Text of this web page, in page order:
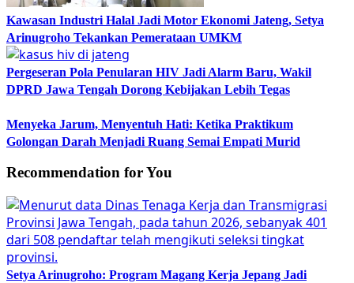
Kawasan Industri Halal Jadi Motor Ekonomi Jateng, Setya
Arinugroho Tekankan Pemerataan UMKM
Pergeseran Pola Penularan HIV Jadi Alarm Baru, Wakil
DPRD Jawa Tengah Dorong Kebijakan Lebih Tegas
Menyeka Jarum, Menyentuh Hati: Ketika Praktikum
Golongan Darah Menjadi Ruang Semai Empati Murid
Recommendation for You
Setya Arinugroho: Program Magang Kerja Jepang Jadi